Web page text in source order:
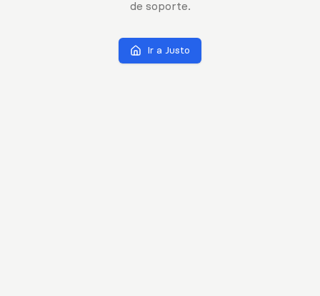
de soporte.
Ir a Justo